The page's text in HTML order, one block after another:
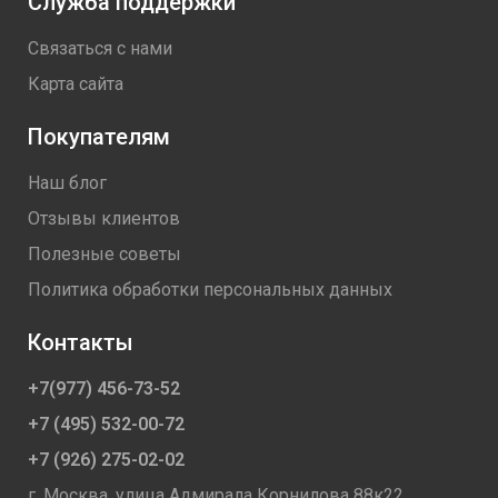
после монтажа наружного влагоизоляционного материала
Изоспан.
Артикул производителя11.02.00.01.01.100.0000.1600.02
Вес брутто 7,5 кг
Тип Мембрана
Место применения Для дома, Для квартиры
Помещение Для мансарды, Для балкона
Тип изоляции Ветроизоляция, Гидроизоляция
Длина 43,75 м
Ширина 1,6 м
Температура эксплуатации -60 - +80 C
Связаться с нами
Карта сайта
Покупателям
Наш блог
Отзывы клиентов
Полезные советы
Политика обработки персональных данных
Контакты
+7(977) 456-73-52
+7 (495) 532-00-72
+7 (926) 275-02-02